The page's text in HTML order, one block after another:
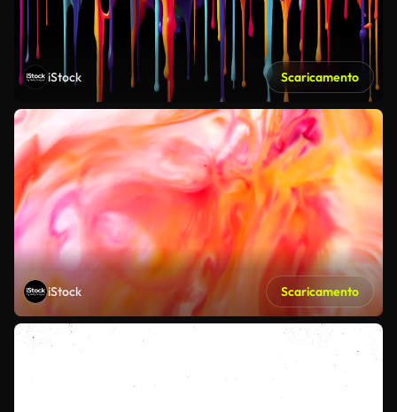
iStock Scaricamento
iStock Scaricamento